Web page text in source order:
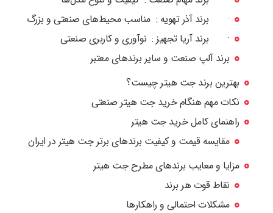
· برند آذر تهویه : مناسب محیط‌های صنعتی و بزرگ
· برند آریا تجهیز : نوآوری و کاربری صنعتی
برند آلپ صنعت و سایر برندهای معتبر
بهترین برند جت هیتر چیست؟
نکات مهم هنگام خرید جت هیتر صنعتی
راهنمای کامل خرید جت هیتر
مقایسه قیمت و کیفیت برندهای برتر جت هیتر در ایران
مزایا و معایب برندهای مطرح جت هیتر
نقاط قوت هر برند
مشکلات احتمالی و راهکارها